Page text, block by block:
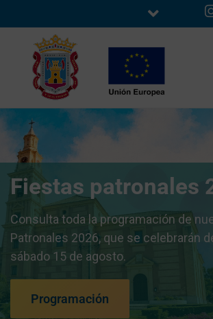
Fiestas patronales
Consulta toda la programación de
Patronales 2026, que se celebrarán
sábado 15 de agosto.
Programación